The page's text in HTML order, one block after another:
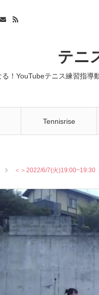
テニ
る！YouTubeテニス練習指
Tennisrise
＜＞2022/6/7(火)19:00~19:30